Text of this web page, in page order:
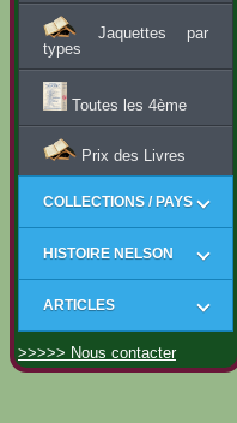
Jaquettes par
types
Toutes les 4ème
Prix des Livres
COLLECTIONS / PAYS
HISTOIRE NELSON
ARTICLES
>>>>> Nous contacter